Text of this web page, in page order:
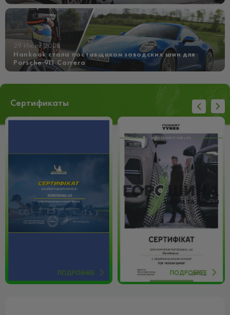
29 Июля 2026
Hankook стала поставщиком заводских шин для
Porsche 911 Carrera
Сертификаты
ПОДРОБНЕЕ ПОДРОБНЕЕ